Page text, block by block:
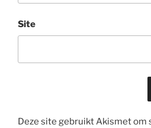
Site
Deze site gebruikt Akismet om